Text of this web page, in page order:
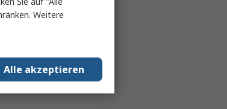
Stoffen.
begünstigt.
Weitere
Alle akzeptieren